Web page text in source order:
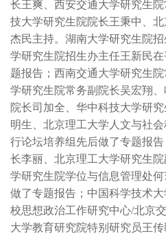
长王爽、西安交通大学研究生
技大学研究生院院长王秉中、
杰民主持。湖南大学研究生院
学研究生院招生办主任王新民
题报告；西南交通大学研究生
学研究生院常务副院长吴宏翔
院长司加全、华中科技大学研
明生、北京理工大学人文与社
行论坛培养组先后做了专题报
长李丽、北京理工大学研究生
学研究生院学位与信息管理处
做了专题报告；中国科学技术
校思想政治工作研究中心/北京
大学教育研究院特别研究员王